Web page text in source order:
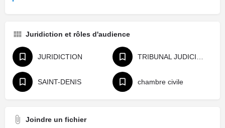
Juridiction et rôles d'audience
JURIDICTION
SAINT-DENIS chambre civile
Joindre un fichier